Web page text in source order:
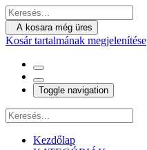
A kosara még üres
Kosár tartalmának megjelenítése
Toggle navigation
Kezdőlap